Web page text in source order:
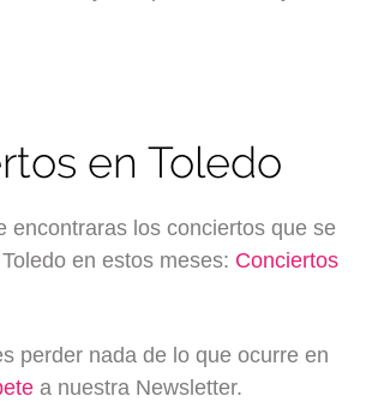
en Toledo
encontraras los conciertos que se
en estos meses: Conciertos
perder nada de lo que ocurre en
a nuestra Newsletter.